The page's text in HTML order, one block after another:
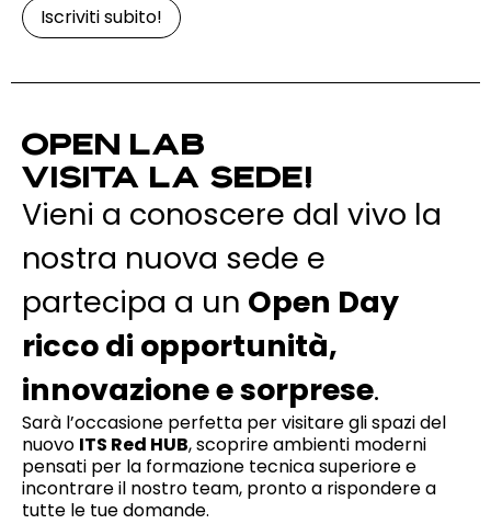
Iscriviti subito!
OPEN LAB
VISITA LA SEDE!
Vieni a conoscere dal vivo la
nostra nuova sede e
partecipa a un Open Day
ricco di opportunità,
innovazione e sorprese.
Sarà l’occasione perfetta per visitare gli spazi del
nuovo ITS Red HUB, scoprire ambienti moderni
pensati per la formazione tecnica superiore e
incontrare il nostro team, pronto a rispondere a
tutte le tue domande.